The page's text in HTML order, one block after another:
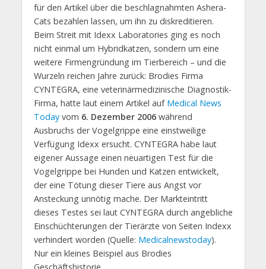
für den Artikel über die beschlagnahmten Ashera-
Cats bezahlen lassen, um ihn zu diskreditieren.
Beim Streit mit Idexx Laboratories ging es noch
nicht einmal um Hybridkatzen, sondern um eine
weitere Firmengründung im Tierbereich – und die
Wurzeln reichen Jahre zurück: Brodies Firma
CYNTEGRA, eine veterinärmedizinische Diagnostik-
Firma, hatte laut einem Artikel auf Medical News
Todayvom 6. Dezember 2006während
Ausbruchs der Vogelgrippe eine einstweilige
Verfügung Idexx ersucht. CYNTEGRA habe laut
eigener Aussage einen neuartigen Test für die
Vogelgrippe bei Hunden und Katzen entwickelt,
der eine Tötung dieser Tiere aus Angst vor
Ansteckung unnötig mache. Der Markteintritt
dieses Testes sei laut CYNTEGRA durch angebliche
Einschüchterungen der Tierärzte von Seiten Indexx
verhindert worden (Quelle: Medicalnewstoday).
Nur ein kleines Beispiel aus Brodies
Geschäftshistorie.